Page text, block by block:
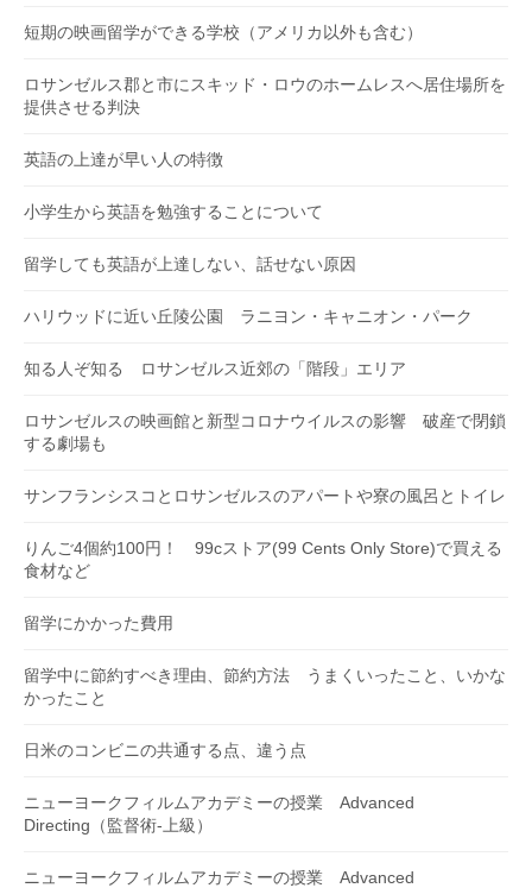
短期の映画留学ができる学校（アメリカ以外も含む）
ロサンゼルス郡と市にスキッド・ロウのホームレスへ居住場所を
提供させる判決
英語の上達が早い人の特徴
小学生から英語を勉強することについて
留学しても英語が上達しない、話せない原因
ハリウッドに近い丘陵公園 ラニヨン・キャニオン・パーク
知る人ぞ知る ロサンゼルス近郊の「階段」エリア
ロサンゼルスの映画館と新型コロナウイルスの影響 破産で閉鎖
する劇場も
サンフランシスコとロサンゼルスのアパートや寮の風呂とトイレ
りんご4個約100円！ 99cストア(99 Cents Only Store)で買える
食材など
留学にかかった費用
留学中に節約すべき理由、節約方法 うまくいったこと、いかな
かったこと
日米のコンビニの共通する点、違う点
ニューヨークフィルムアカデミーの授業 Advanced
Directing（監督術-上級）
ニューヨークフィルムアカデミーの授業 Advanced